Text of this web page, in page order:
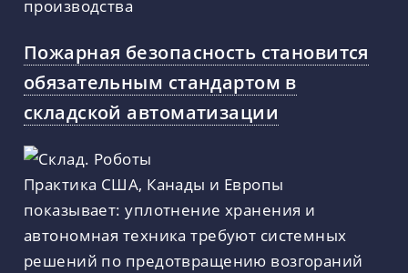
производства
Пожарная безопасность становится
обязательным стандартом в
складской автоматизации
Практика США, Канады и Европы
показывает: уплотнение хранения и
автономная техника требуют системных
решений по предотвращению возгораний